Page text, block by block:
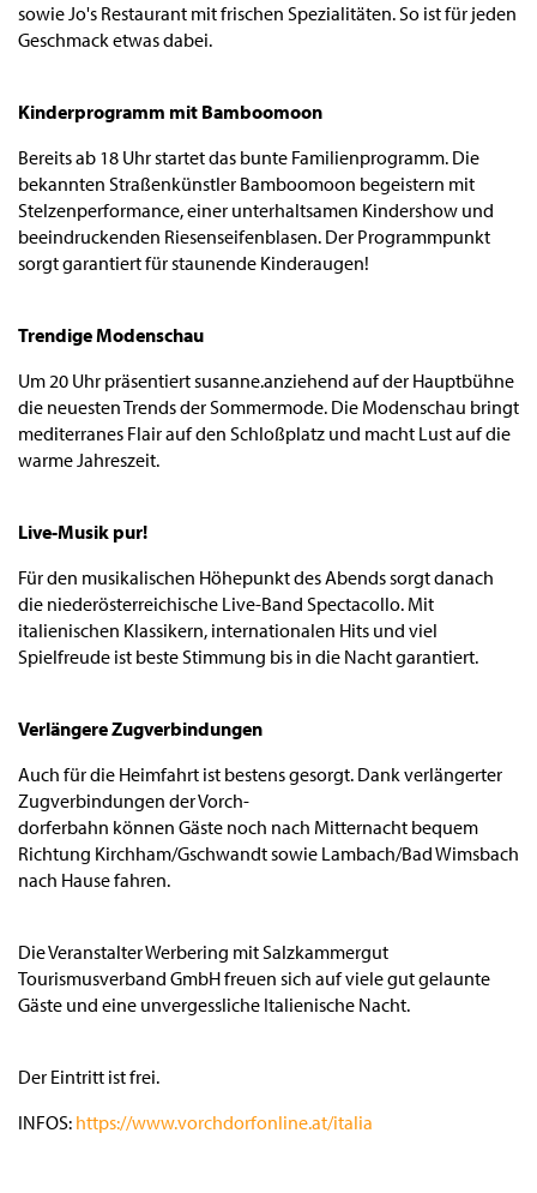
sowie Jo's Restaurant mit frischen Spezialitäten. So ist für jeden
Geschmack etwas dabei.
Kinderprogramm mit Bamboomoon
Bereits ab 18 Uhr startet das bunte Familienprogramm. Die
bekannten Straßenkünstler Bamboomoon begeistern mit
Stelzenperformance, einer unterhaltsamen Kindershow und
beeindruckenden Riesenseifenblasen. Der Programmpunkt
sorgt garantiert für staunende Kinderaugen!
Trendige Modenschau
Um 20 Uhr präsentiert susanne.anziehend auf der Hauptbühne
die neuesten Trends der Sommermode. Die Modenschau bringt
mediterranes Flair auf den Schloßplatz und macht Lust auf die
warme Jahreszeit.
Live-Musik pur!
Für den musikalischen Höhepunkt des Abends sorgt danach
die niederösterreichische Live-Band Spectacollo. Mit
italienischen Klassikern, internationalen Hits und viel
Spielfreude ist beste Stimmung bis in die Nacht garantiert.
Verlängere Zugverbindungen
Auch für die Heimfahrt ist bestens gesorgt. Dank verlängerter
Zugverbindungen der Vorch-
dorferbahn können Gäste noch nach Mitternacht bequem
Richtung Kirchham/Gschwandt sowie Lambach/Bad Wimsbach
nach Hause fahren.
Die Veranstalter Werbering mit Salzkammergut
Tourismusverband GmbH freuen sich auf viele gut gelaunte
Gäste und eine unvergessliche Italienische Nacht.
Der Eintritt ist frei.
INFOS: https://www.vorchdorfonline.at/italia